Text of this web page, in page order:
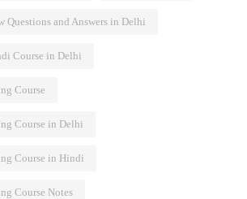
Questions and Answers in Delhi
Course in Delhi
Course
Course in Delhi
Course in Hindi
Course Notes